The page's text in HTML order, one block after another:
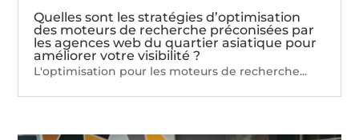
Quelles sont les stratégies d’optimisation
des moteurs de recherche préconisées par
les agences web du quartier asiatique pour
améliorer votre visibilité ?
L'optimisation pour les moteurs de recherche...